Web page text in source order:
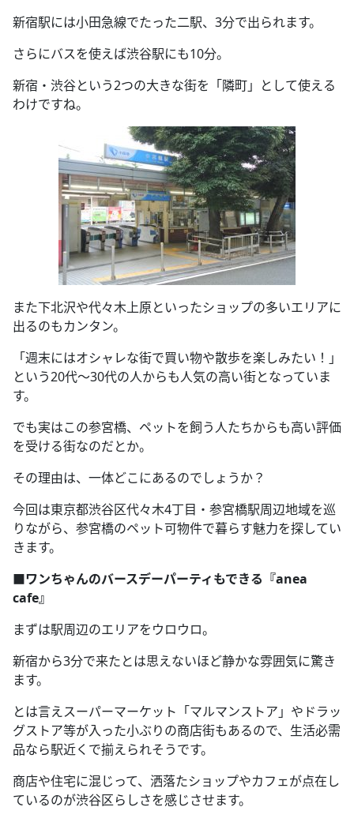
新宿駅には小田急線でたった二駅、3分で出られます。
さらにバスを使えば渋谷駅にも10分。
新宿・渋谷という2つの大きな街を「隣町」として使える
わけですね。
また下北沢や代々木上原といったショップの多いエリアに
出るのもカンタン。
「週末にはオシャレな街で買い物や散歩を楽しみたい！」
という20代～30代の人からも人気の高い街となっていま
す。
でも実はこの参宮橋、ペットを飼う人たちからも高い評価
を受ける街なのだとか。
その理由は、一体どこにあるのでしょうか？
今回は東京都渋谷区代々木4丁目・参宮橋駅周辺地域を巡
りながら、参宮橋のペット可物件で暮らす魅力を探してい
きます。
■ワンちゃんのバースデーパーティもできる『anea
cafe』
まずは駅周辺のエリアをウロウロ。
新宿から3分で来たとは思えないほど静かな雰囲気に驚き
ます。
とは言えスーパーマーケット「マルマンストア」やドラッ
グストア等が入った小ぶりの商店街もあるので、生活必需
品なら駅近くで揃えられそうです。
商店や住宅に混じって、洒落たショップやカフェが点在し
ているのが渋谷区らしさを感じさせます。